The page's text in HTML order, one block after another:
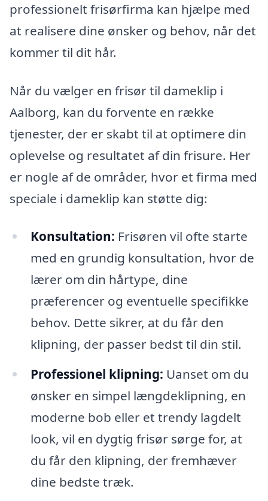
professionelt frisørfirma kan hjælpe med
at realisere dine ønsker og behov, når det
kommer til dit hår.
Når du vælger en frisør til dameklip i
Aalborg, kan du forvente en række
tjenester, der er skabt til at optimere din
oplevelse og resultatet af din frisure. Her
er nogle af de områder, hvor et firma med
speciale i dameklip kan støtte dig:
Konsultation: Frisøren vil ofte starte
med en grundig konsultation, hvor de
lærer om din hårtype, dine
præferencer og eventuelle specifikke
behov. Dette sikrer, at du får den
klipning, der passer bedst til din stil.
Professionel klipning: Uanset om du
ønsker en simpel længdeklipning, en
moderne bob eller et trendy lagdelt
look, vil en dygtig frisør sørge for, at
du får den klipning, der fremhæver
dine bedste træk.